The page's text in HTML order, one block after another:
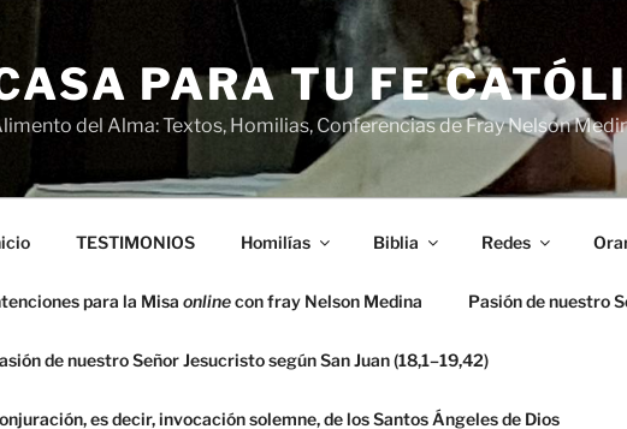
PARA TU FE
del Alma: Textos, Homilias, Conferencias de Fray Nelson
TESTIMONIOS Homilías Biblia Redes
para la Misa onlinecon fray Nelson Medina Pasión de nuestro
de nuestro Señor Jesucristo según San Juan (18,1–19,42)
es decir, invocación solemne, de los Santos Ángeles de Dios